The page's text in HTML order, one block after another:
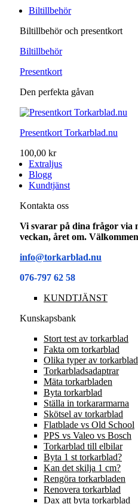
Biltillbehör
Biltillbehör och presentkort
Biltillbehör
Presentkort
Den perfekta gåvan
Presentkort Torkarblad.nu
100,00 kr
Extraljus
Blogg
Kundtjänst
Kontakta oss
Vi svarar på dina frågor via
veckan, året om.
info@torkarblad.nu
076-797 62 58
KUNDTJÄNST
Kunskapsbank
Stort test av torkarblad
Fakta om torkarblad
Olika typer av torkarblad
Torkarbladsadaptrar
Mäta torkarbladen
Byta torkarblad
Ställa in torkararmarna
Skötsel av torkarblad
Flatblade vs Old School
PPS vs Valeo vs Bosch
Torkarblad till elbilar
Byta 1 st torkarblad?
Kan det skilja 1 cm?
Rengöra torkarbladen
Renovera torkarblad
Dax att byta torkarblad